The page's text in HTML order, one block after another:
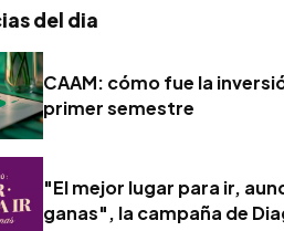
del dia
CAAM: cómo fue la
primer semestre
"El mejor lugar para ir,
ganas", la campaña de